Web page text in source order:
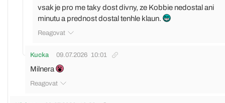
vsak je pro me taky dost divny, ze Kobbie nedostal ani
minutu a prednost dostal tenhle klaun.
Reagovat
Kucka 09.07.2026 10:01
Milnera
Reagovat